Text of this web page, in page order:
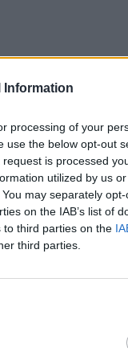
Information
processing of your
use the below opt-out
is processed
utilized by us
may separately
on the IAB’s list of
to third parties on the
third parties.
περιμένει η